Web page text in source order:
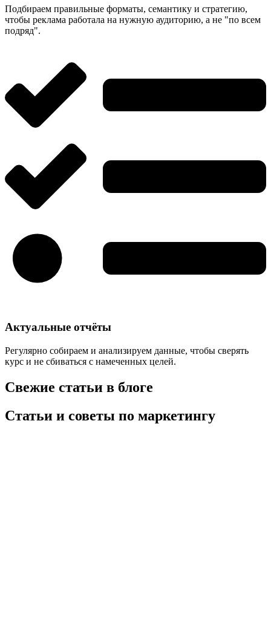
Подбираем правильные форматы, семантику и стратегию,
чтобы реклама работала на нужную аудиторию, а не "по всем
подряд".
Актуальные отчёты
Регулярно собираем и анализируем данные, чтобы сверять
курс и не сбиваться с намеченных целей.
Свежие статьи в блоге
Статьи и советы по маркетингу